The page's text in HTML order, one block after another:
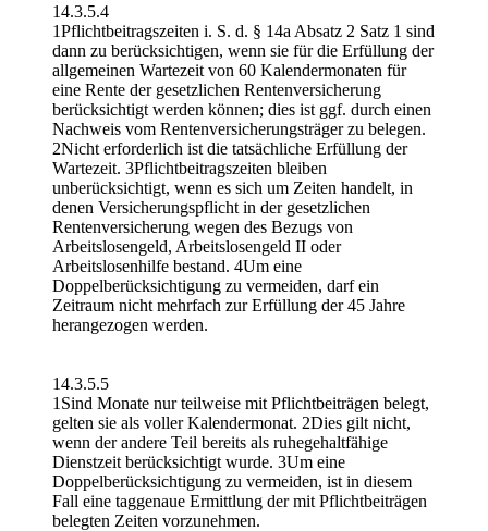
14.3.5.4
1Pflichtbeitragszeiten i. S. d. § 14a Absatz 2 Satz 1 sind
dann zu berücksichtigen, wenn sie für die Erfüllung der
allgemeinen Wartezeit von 60 Kalendermonaten für
eine Rente der gesetzlichen Rentenversicherung
berücksichtigt werden können; dies ist ggf. durch einen
Nachweis vom Rentenversicherungsträger zu belegen.
2Nicht erforderlich ist die tatsächliche Erfüllung der
Wartezeit. 3Pflichtbeitragszeiten bleiben
unberücksichtigt, wenn es sich um Zeiten handelt, in
denen Versicherungspflicht in der gesetzlichen
Rentenversicherung wegen des Bezugs von
Arbeitslosengeld, Arbeitslosengeld II oder
Arbeitslosenhilfe bestand. 4Um eine
Doppelberücksichtigung zu vermeiden, darf ein
Zeitraum nicht mehrfach zur Erfüllung der 45 Jahre
herangezogen werden.
14.3.5.5
1Sind Monate nur teilweise mit Pflichtbeiträgen belegt,
gelten sie als voller Kalendermonat. 2Dies gilt nicht,
wenn der andere Teil bereits als ruhegehaltfähige
Dienstzeit berücksichtigt wurde. 3Um eine
Doppelberücksichtigung zu vermeiden, ist in diesem
Fall eine taggenaue Ermittlung der mit Pflichtbeiträgen
belegten Zeiten vorzunehmen.